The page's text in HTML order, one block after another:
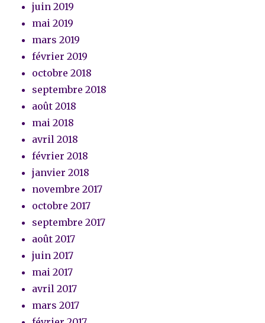
juin 2019
mai 2019
mars 2019
février 2019
octobre 2018
septembre 2018
août 2018
mai 2018
avril 2018
février 2018
janvier 2018
novembre 2017
octobre 2017
septembre 2017
août 2017
juin 2017
mai 2017
avril 2017
mars 2017